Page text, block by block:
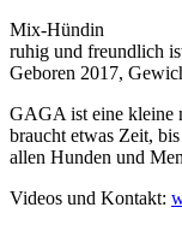
Mix-Hündin
ruhig und freundlich
Geboren 2017,
GAGA ist eine kleine
braucht etwas Zeit,
allen Hunden und
Videos und Kontakt: